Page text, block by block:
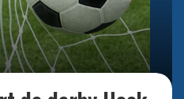
Bekijk alle foto's